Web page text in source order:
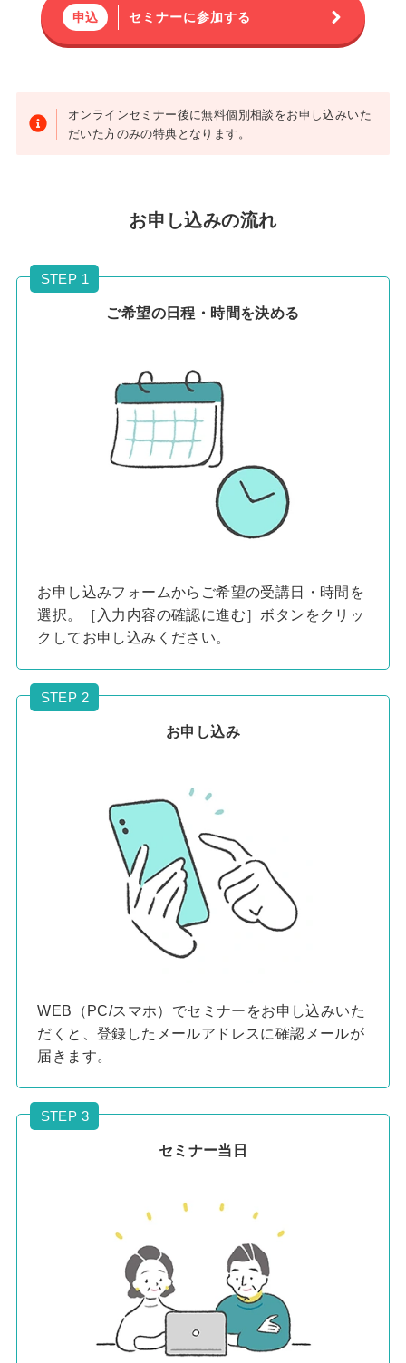
申込 セミナーに参加する
オンラインセミナー後に無料個別相談をお申し込みいた
だいた方のみの特典となります。
お申し込みの流れ
STEP 1
ご希望の日程・時間を決める
お申し込みフォームからご希望の受講日・時間を
選択。［入力内容の確認に進む］ボタンをクリッ
クしてお申し込みください。
STEP 2
お申し込み
WEB（PC/スマホ）でセミナーをお申し込みいた
だくと、登録したメールアドレスに確認メールが
届きます。
STEP 3
セミナー当日